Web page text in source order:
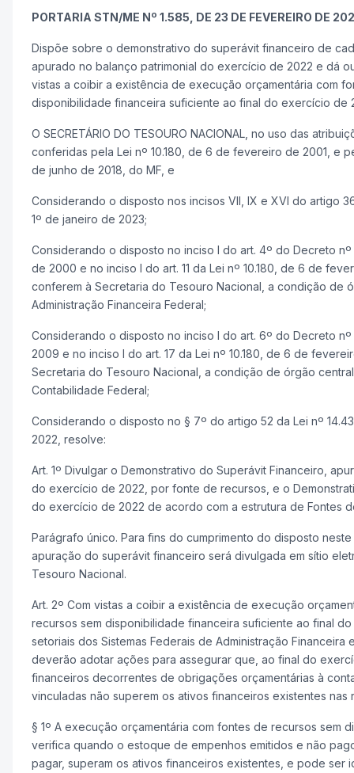
PORTARIA STN/ME Nº 1.585, DE 23 DE FEVEREIRO DE
Dispõe sobre o demonstrativo do superávit financeiro de
apurado no balanço patrimonial do exercício de 2022 e dá
vistas a coibir a existência de execução orçamentária com
disponibilidade financeira suficiente ao final do exercício de
O SECRETÁRIO DO TESOURO NACIONAL, no uso das
conferidas pela Lei nº 10.180, de 6 de fevereiro de 2001, e
de junho de 2018, do MF, e
Considerando o disposto nos incisos VII, IX e XVI do artigo
1º de janeiro de 2023;
Considerando o disposto no inciso I do art. 4º do Decreto
de 2000 e no inciso I do art. 11 da Lei nº 10.180, de 6 de
conferem à Secretaria do Tesouro Nacional, a condição de
Administração Financeira Federal;
Considerando o disposto no inciso I do art. 6º do Decreto
2009 e no inciso I do art. 17 da Lei nº 10.180, de 6 de
Secretaria do Tesouro Nacional, a condição de órgão
Contabilidade Federal;
Considerando o disposto no § 7º do artigo 52 da Lei nº
2022, resolve:
Art. 1º Divulgar o Demonstrativo do Superávit Financeiro,
do exercício de 2022, por fonte de recursos, e o
do exercício de 2022 de acordo com a estrutura de Fontes
Parágrafo único. Para fins do cumprimento do disposto
apuração do superávit financeiro será divulgada em sítio
Tesouro Nacional.
Art. 2º Com vistas a coibir a existência de execução
recursos sem disponibilidade financeira suficiente ao final
setoriais dos Sistemas Federais de Administração Financeira
deverão adotar ações para assegurar que, ao final do
financeiros decorrentes de obrigações orçamentárias à
vinculadas não superem os ativos financeiros existentes nas
§ 1º A execução orçamentária com fontes de recursos sem
verifica quando o estoque de empenhos emitidos e não
pagar, superam os ativos financeiros existentes, e pode ser